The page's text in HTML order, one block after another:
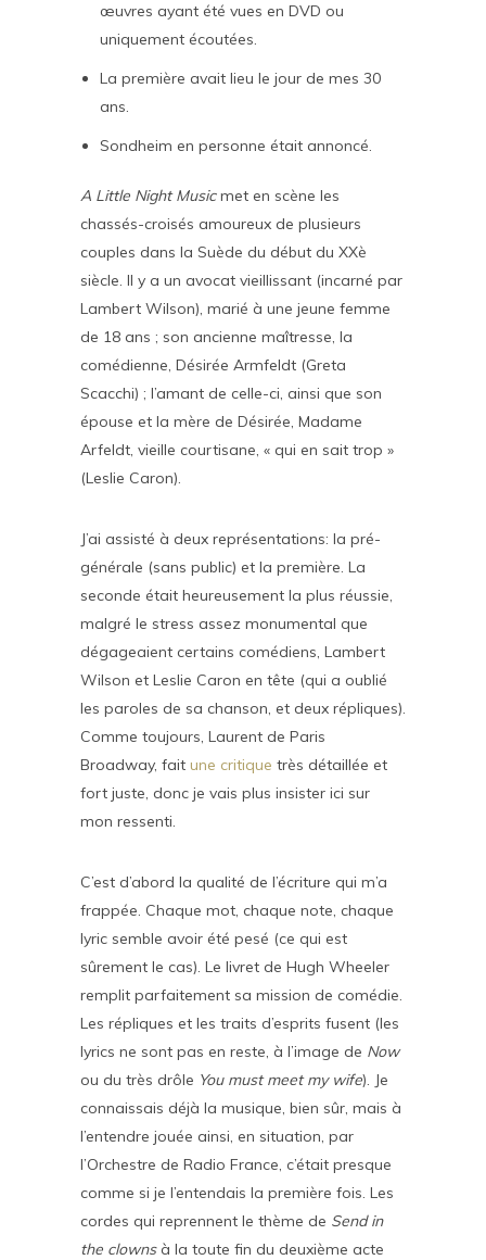
œuvres ayant été vues en DVD ou
uniquement écoutées.
La première avait lieu le jour de mes 30
ans.
Sondheim en personne était annoncé.
A Little Night Musicmet en scène les
chassés-croisés amoureux de plusieurs
couples dans la Suède du début du XXè
siècle. Il y a un avocat vieillissant (incarné par
Lambert Wilson), marié à une jeune femme
de 18 ans ; son ancienne maîtresse, la
comédienne, Désirée Armfeldt (Greta
Scacchi) ; l’amant de celle-ci, ainsi que son
épouse et la mère de Désirée, Madame
Arfeldt, vieille courtisane, « qui en sait trop »
(Leslie Caron).
J’ai assisté à deux représentations: la pré-
générale (sans public) et la première. La
seconde était heureusement la plus réussie,
malgré le stress assez monumental que
dégageaient certains comédiens, Lambert
Wilson et Leslie Caron en tête (qui a oublié
les paroles de sa chanson, et deux répliques).
Comme toujours, Laurent de Paris
Broadway, fait une critique très détaillée et
fort juste, donc je vais plus insister ici sur
mon ressenti.
C’est d’abord la qualité de l’écriture qui m’a
frappée. Chaque mot, chaque note, chaque
lyric semble avoir été pesé (ce qui est
sûrement le cas). Le livret de Hugh Wheeler
remplit parfaitement sa mission de comédie.
Les répliques et les traits d’esprits fusent (les
lyrics ne sont pas en reste, à l’image de Now
ou du très drôle You must meet my wife). Je
connaissais déjà la musique, bien sûr, mais à
l’entendre jouée ainsi, en situation, par
l’Orchestre de Radio France, c’était presque
comme si je l’entendais la première fois. Les
cordes qui reprennent le thème de Send in
the clownsà la toute fin du deuxième acte